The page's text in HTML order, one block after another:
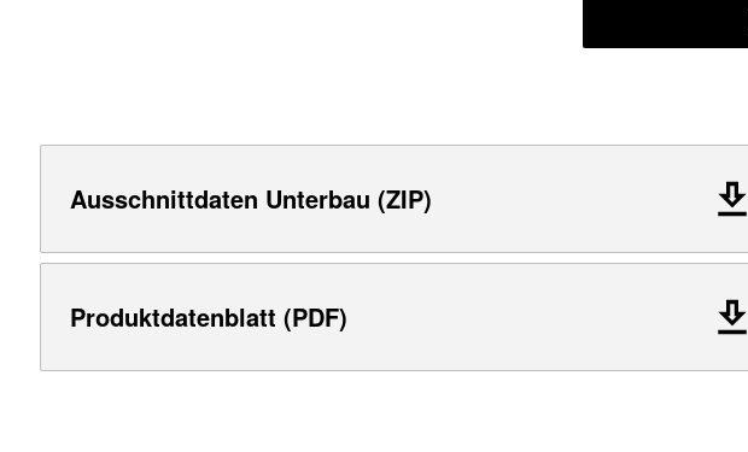
Ausschnittdaten Unterbau (ZIP)
Produktdatenblatt (PDF)